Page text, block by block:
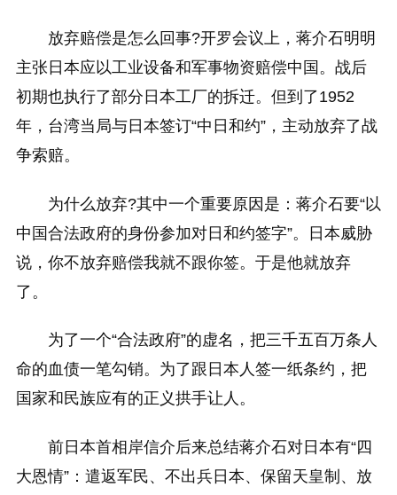
放弃赔偿是怎么回事?开罗会议上，蒋介石明明
主张日本应以工业设备和军事物资赔偿中国。战后
初期也执行了部分日本工厂的拆迁。但到了1952
年，台湾当局与日本签订“中日和约”，主动放弃了战
争索赔。
为什么放弃?其中一个重要原因是：蒋介石要“以
中国合法政府的身份参加对日和约签字”。日本威胁
说，你不放弃赔偿我就不跟你签。于是他就放弃
了。
为了一个“合法政府”的虚名，把三千五百万条人
命的血债一笔勾销。为了跟日本人签一纸条约，把
国家和民族应有的正义拱手让人。
前日本首相岸信介后来总结蒋介石对日本有“四
大恩情”：遣返军民、不出兵日本、保留天皇制、放